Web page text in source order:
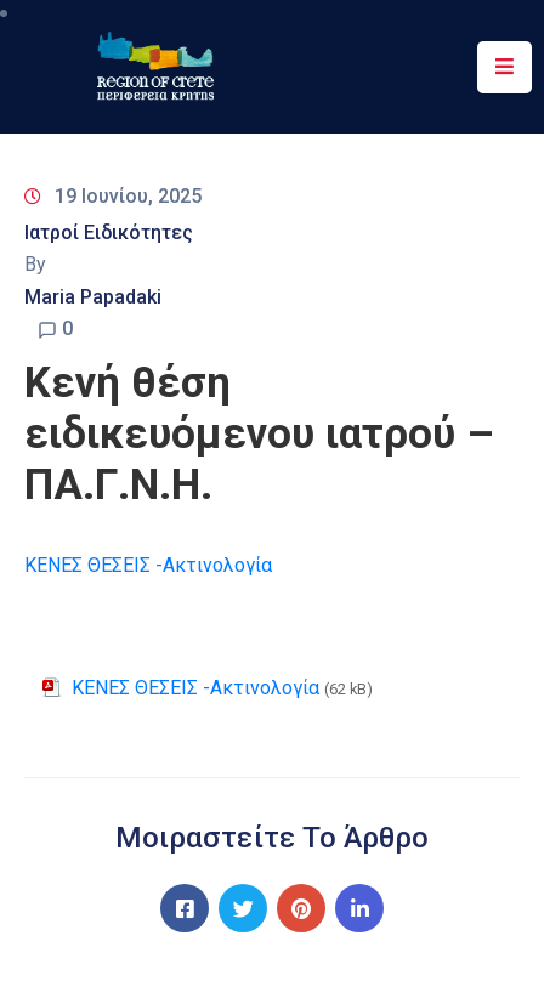
Περιφέρεια
&
Δράσεις
Ψηφιακές
Υπηρεσίες
Επικοινωνία
19 Ιουνίου, 2025
Ιατροί Ειδικότητες
By
Maria Papadaki
0
Κενή θέση
ειδικευόμενου ιατρού –
ΠΑ.Γ.Ν.Η.
ΚΕΝΕΣ ΘΕΣΕΙΣ -Ακτινολογία
ΚΕΝΕΣ ΘΕΣΕΙΣ -Ακτινολογία (62 kB)
Μοιραστείτε Το Άρθρο